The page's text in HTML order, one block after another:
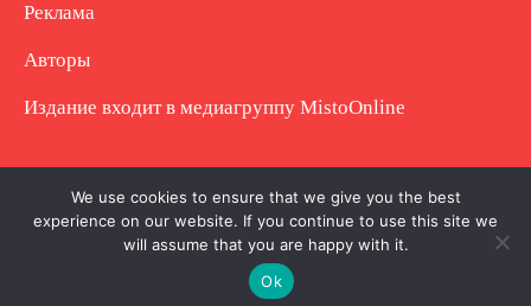
Реклама
Авторы
Издание входит в медиагруппу MistoOnline
Copyright © Полное использование материала
запрещено. Частично разрешено с гиперссылкой.
We use cookies to ensure that we give you the best
experience on our website. If you continue to use this site we
will assume that you are happy with it.
Ok